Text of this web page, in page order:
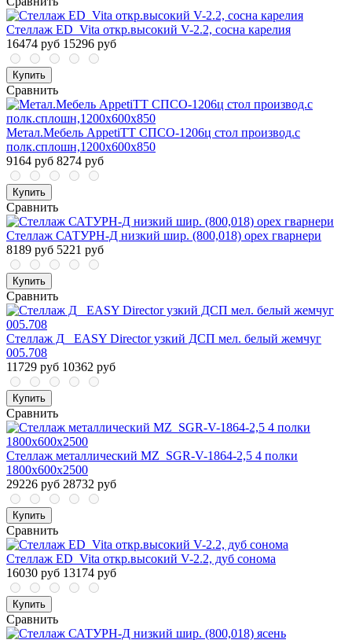
Стеллаж ED_Vita откр.высокий V-2.2, сосна карелия
16474 руб 15296 руб
Купить
Сравнить
Метал.Мебель AppetiTT СПСО-1206ц стол производ.с
полк.сплошн,1200х600х850
9164 руб 8274 руб
Купить
Сравнить
Стеллаж САТУРН-Д низкий шир. (800,018) орех гварнери
8189 руб 5221 руб
Купить
Сравнить
Стеллаж Д_ EASY Director узкий ДСП мел. белый жемчуг
005.708
11729 руб 10362 руб
Купить
Сравнить
Стеллаж металлический MZ_SGR-V-1864-2,5 4 полки
1800х600х2500
29226 руб 28732 руб
Купить
Сравнить
Стеллаж ED_Vita откр.высокий V-2.2, дуб сонома
16030 руб 13174 руб
Купить
Сравнить